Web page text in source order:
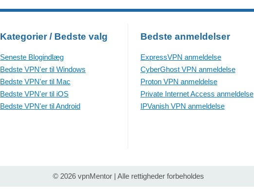
Kategorier / Bedste valg
Seneste Blogindlæg
Bedste VPN'er til Windows
Bedste VPN'er til Mac
Bedste VPN'er til iOS
Bedste VPN'er til Android
Bedste anmeldelser
ExpressVPN anmeldelse
CyberGhost VPN anmeldelse
Proton VPN anmeldelse
Private Internet Access anmeldelse
IPVanish VPN anmeldelse
© 2026 vpnMentor | Alle rettigheder forbeholdes